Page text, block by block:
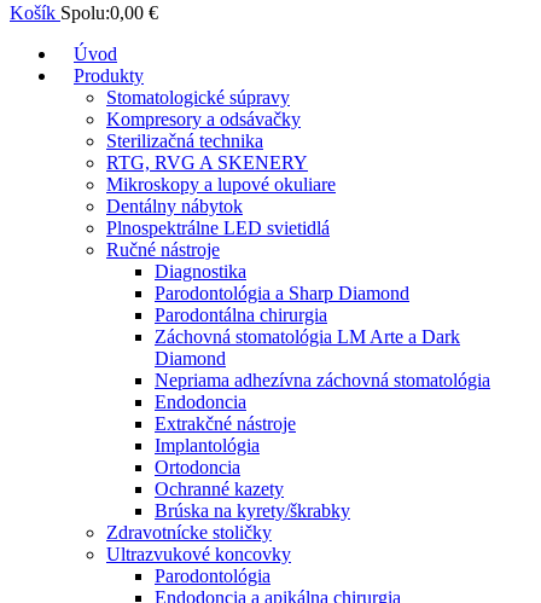
Košík Spolu:0,00 €
Úvod
Produkty
Stomatologické súpravy
Kompresory a odsávačky
Sterilizačná technika
RTG, RVG A SKENERY
Mikroskopy a lupové okuliare
Dentálny nábytok
Plnospektrálne LED svietidlá
Ručné nástroje
Diagnostika
Parodontológia a Sharp Diamond
Parodontálna chirurgia
Záchovná stomatológia LM Arte a Dark
Diamond
Nepriama adhezívna záchovná stomatológia
Endodoncia
Extrakčné nástroje
Implantológia
Ortodoncia
Ochranné kazety
Brúska na kyrety/škrabky
Zdravotnícke stoličky
Ultrazvukové koncovky
Parodontológia
Endodoncia a apikálna chirurgia